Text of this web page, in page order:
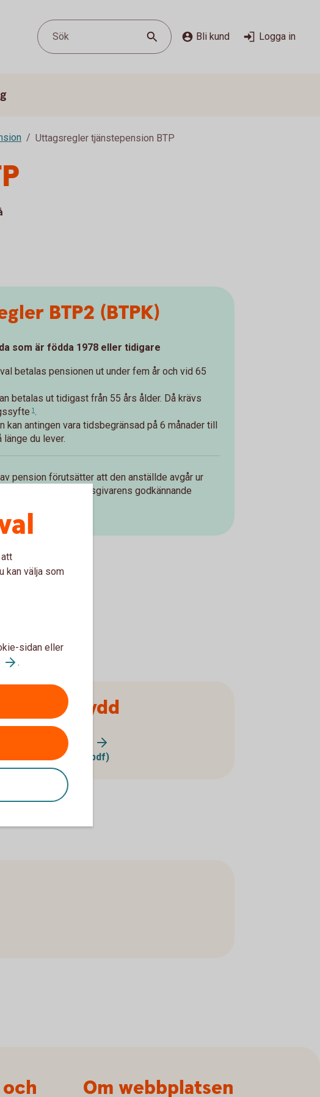
Sök Bli kund Logga in
Uttagsregler tjänstepension BTP
BTP2 (BTPK)
som är födda 1978 eller tidigare
betalas pensionen ut under fem år och vid 65
betalas ut tidigast från 55 års ålder. Då krävs
1.
kan antingen vara tidsbegränsad på 6 månader till
länge du lever.
pension förutsätter att den anställde avgår ur
eller efter arbetsgivarens godkännande
(pdf)
kan välja som
sidan eller
.
Om webbplatsen